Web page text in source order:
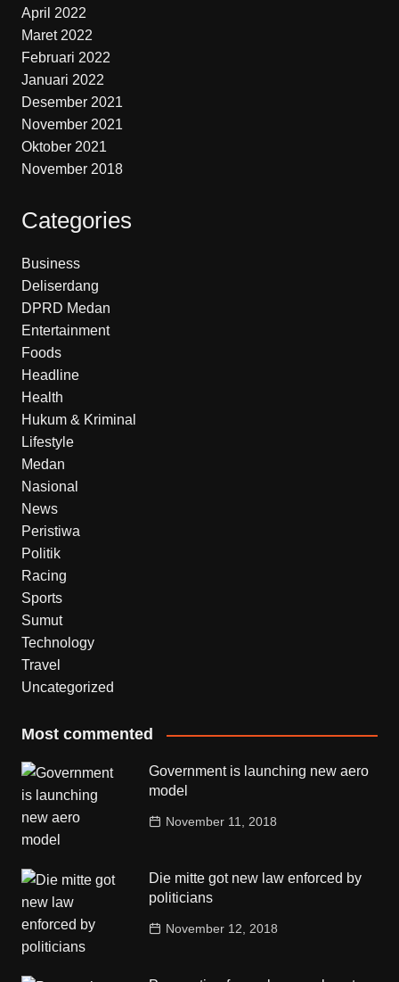
April 2022
Maret 2022
Februari 2022
Januari 2022
Desember 2021
November 2021
Oktober 2021
November 2018
Categories
Business
Deliserdang
DPRD Medan
Entertainment
Foods
Headline
Health
Hukum & Kriminal
Lifestyle
Medan
Nasional
News
Peristiwa
Politik
Racing
Sports
Sumut
Technology
Travel
Uncategorized
Most commented
Government is launching new aero
model
November 11, 2018
Die mitte got new law enforced by
politicians
November 12, 2018